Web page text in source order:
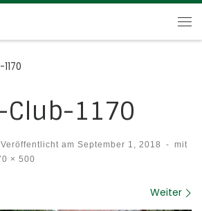
Club-1170
Veröffentlicht am September 1, 2018 -
mit
× 500
Weiter